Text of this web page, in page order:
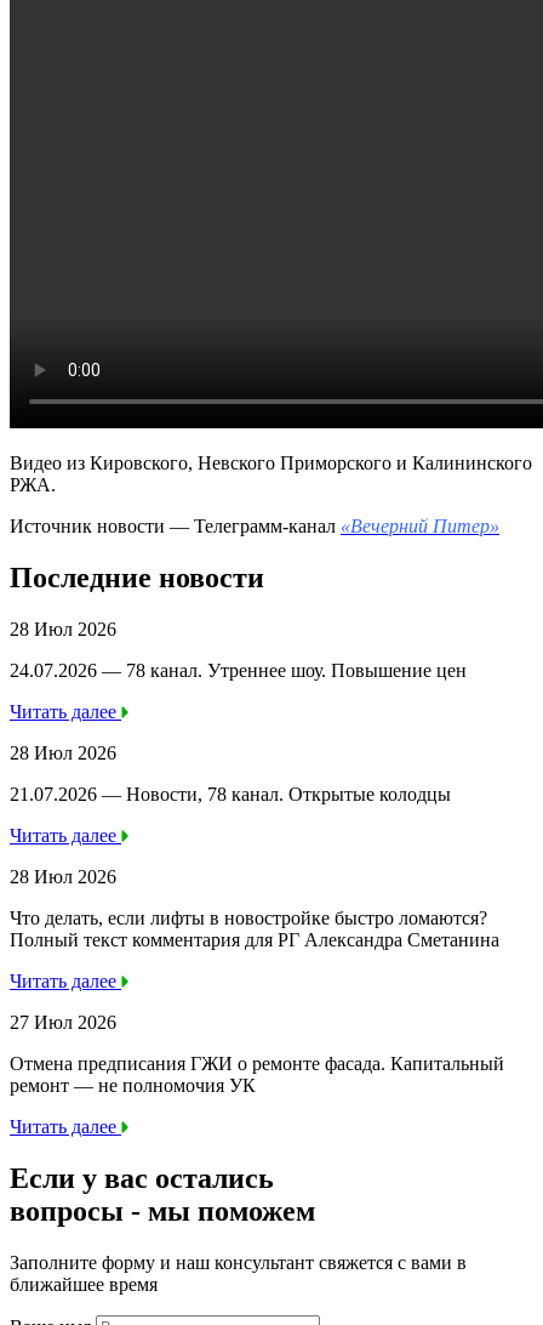
Видео из Кировского, Невского Приморского и Калининского
РЖА.
Источник новости — Телеграмм-канал «Вечерний Питер»
Последние новости
28 Июл 2026
24.07.2026 — 78 канал. Утреннее шоу. Повышение цен
Читать далее
28 Июл 2026
21.07.2026 — Новости, 78 канал. Открытые колодцы
Читать далее
28 Июл 2026
Что делать, если лифты в новостройке быстро ломаются?
Полный текст комментария для РГ Александра Сметанина
Читать далее
27 Июл 2026
Отмена предписания ГЖИ о ремонте фасада. Капитальный
ремонт — не полномочия УК
Читать далее
Если у вас остались
вопросы - мы поможем
Заполните форму и наш консультант свяжется с вами в
ближайшее время